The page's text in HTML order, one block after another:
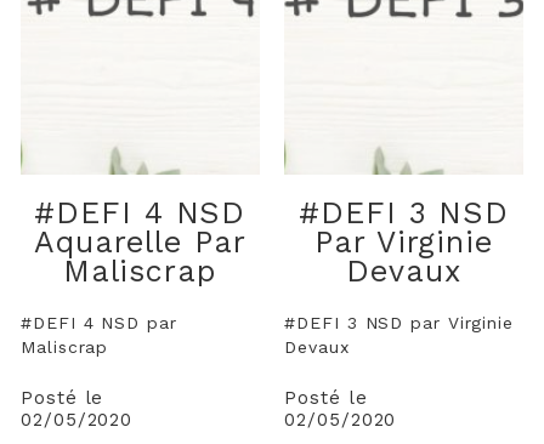
#DEFI 4 NSD
Aquarelle Par
Maliscrap
#DEFI 4 NSD par
Maliscrap
Posté le
02/05/2020
#DEFI 3 NSD
Par Virginie
Devaux
#DEFI 3 NSD par Virginie
Devaux
Posté le
02/05/2020